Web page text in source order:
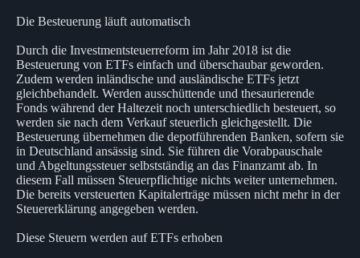
Die Besteuerung läuft automatisch
Durch die Investmentsteuerreform im Jahr 2018 ist die
Besteuerung von ETFs einfach und überschaubar geworden.
Zudem werden inländische und ausländische ETFs jetzt
gleichbehandelt. Werden ausschüttende und thesaurierende
Fonds während der Haltezeit noch unterschiedlich besteuert, so
werden sie nach dem Verkauf steuerlich gleichgestellt. Die
Besteuerung übernehmen die depotführenden Banken, sofern sie
in Deutschland ansässig sind. Sie führen die Vorabpauschale
und Abgeltungssteuer selbstständig an das Finanzamt ab. In
diesem Fall müssen Steuerpflichtige nichts weiter unternehmen.
Die bereits versteuerten Kapitalerträge müssen nicht mehr in der
Steuererklärung angegeben werden.
Diese Steuern werden auf ETFs erhoben